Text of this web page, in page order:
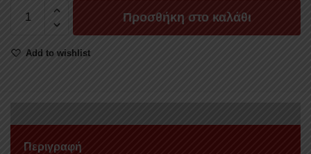
ΣΚΑΛΟΠΑΤΙΑ
SKA
VOLKSWAGEN
Προσθήκη στο καλάθι
Add to wishlist
Περιγραφή